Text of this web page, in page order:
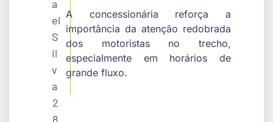
a
el
S
il
v
a
2
8
A concessionária reforça a
importância da atenção redobrada
dos motoristas no trecho,
especialmente em horários de
grande fluxo.